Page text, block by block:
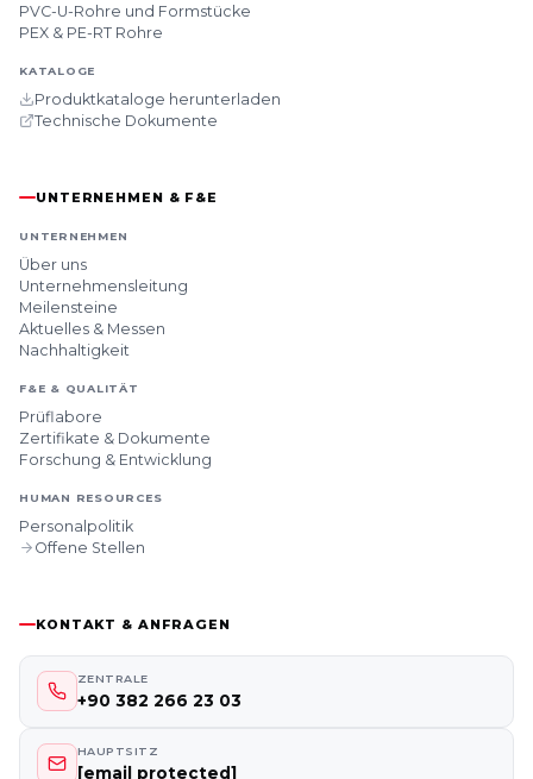
PVC-U-Rohre und Formstücke
PEX & PE-RT Rohre
KATALOGE
Produktkataloge herunterladen
Technische Dokumente
UNTERNEHMEN & F&E
UNTERNEHMEN
Über uns
Unternehmensleitung
Meilensteine
Aktuelles & Messen
Nachhaltigkeit
F&E & QUALITÄT
Prüflabore
Zertifikate & Dokumente
Forschung & Entwicklung
HUMAN RESOURCES
Personalpolitik
Offene Stellen
KONTAKT & ANFRAGEN
ZENTRALE
+90 382 266 23 03
HAUPTSITZ
[email protected]